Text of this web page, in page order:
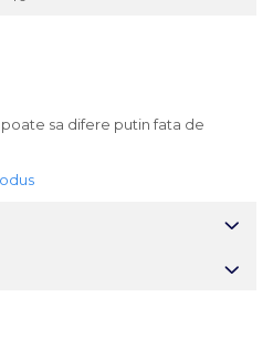
sa difere putin fata de